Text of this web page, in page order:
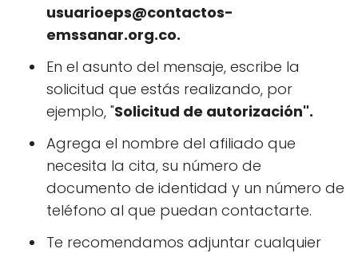
usuarioeps@contactos-
emssanar.org.co.
En el asunto del mensaje, escribe la
solicitud que estás realizando, por
ejemplo, "Solicitud de autorización".
Agrega el nombre del afiliado que
necesita la cita, su número de
documento de identidad y un número de
teléfono al que puedan contactarte.
Te recomendamos adjuntar cualquier